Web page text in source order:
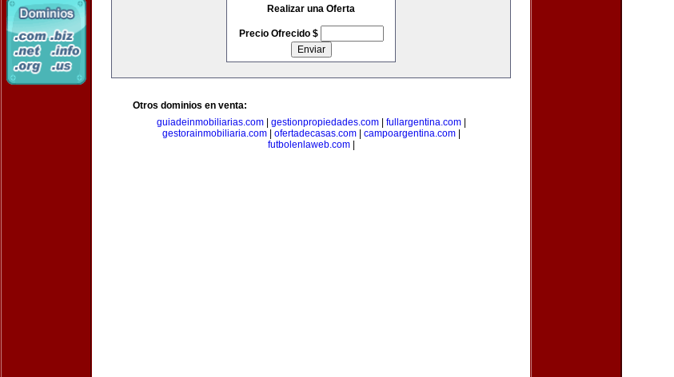
Realizar una Oferta
Precio Ofrecido $
Otros dominios en venta:
guiadeinmobiliarias.com| gestionpropiedades.com| fullargentina.com|
gestorainmobiliaria.com| ofertadecasas.com| campoargentina.com|
futbolenlaweb.com|